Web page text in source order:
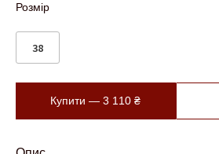
Розмір
38
Купити —3 110₴